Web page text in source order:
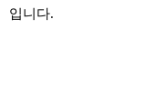
입니다.